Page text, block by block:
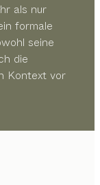
als nur
formale
seine
die
Kontext vor